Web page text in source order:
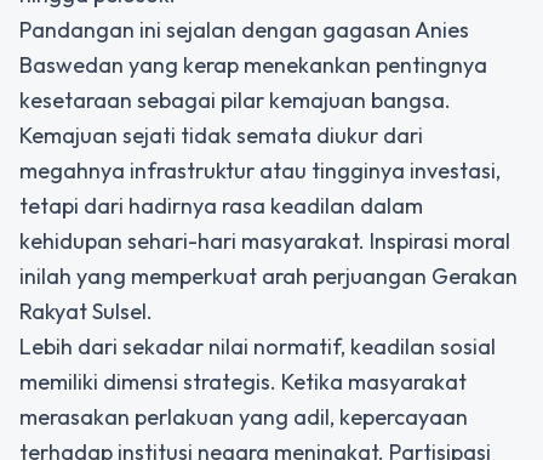
Pandangan ini sejalan dengan gagasan Anies
Baswedan yang kerap menekankan pentingnya
kesetaraan sebagai pilar kemajuan bangsa.
Kemajuan sejati tidak semata diukur dari
megahnya infrastruktur atau tingginya investasi,
tetapi dari hadirnya rasa keadilan dalam
kehidupan sehari-hari masyarakat. Inspirasi moral
inilah yang memperkuat arah perjuangan Gerakan
Rakyat Sulsel.
Lebih dari sekadar nilai normatif, keadilan sosial
memiliki dimensi strategis. Ketika masyarakat
merasakan perlakuan yang adil, kepercayaan
terhadap institusi negara meningkat. Partisipasi